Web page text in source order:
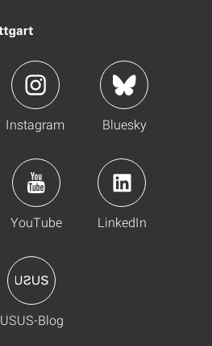
Instagram Bluesky
YouTube LinkedIn
USUS-Blog